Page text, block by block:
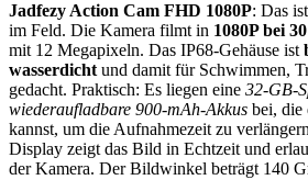
Jadfezy Action Cam FHD 1080P: Das
im Feld. Die Kamera filmt in 1080P bei
mit 12 Megapixeln. Das IP68-Gehäuse ist
wasserdicht und damit für Schwimmen,
gedacht. Praktisch: Es liegen eine 32-GB-
wiederaufladbare 900-mAh-Akkus bei, die
kannst, um die Aufnahmezeit zu
Display zeigt das Bild in Echtzeit und
der Kamera. Der Bildwinkel beträgt 140